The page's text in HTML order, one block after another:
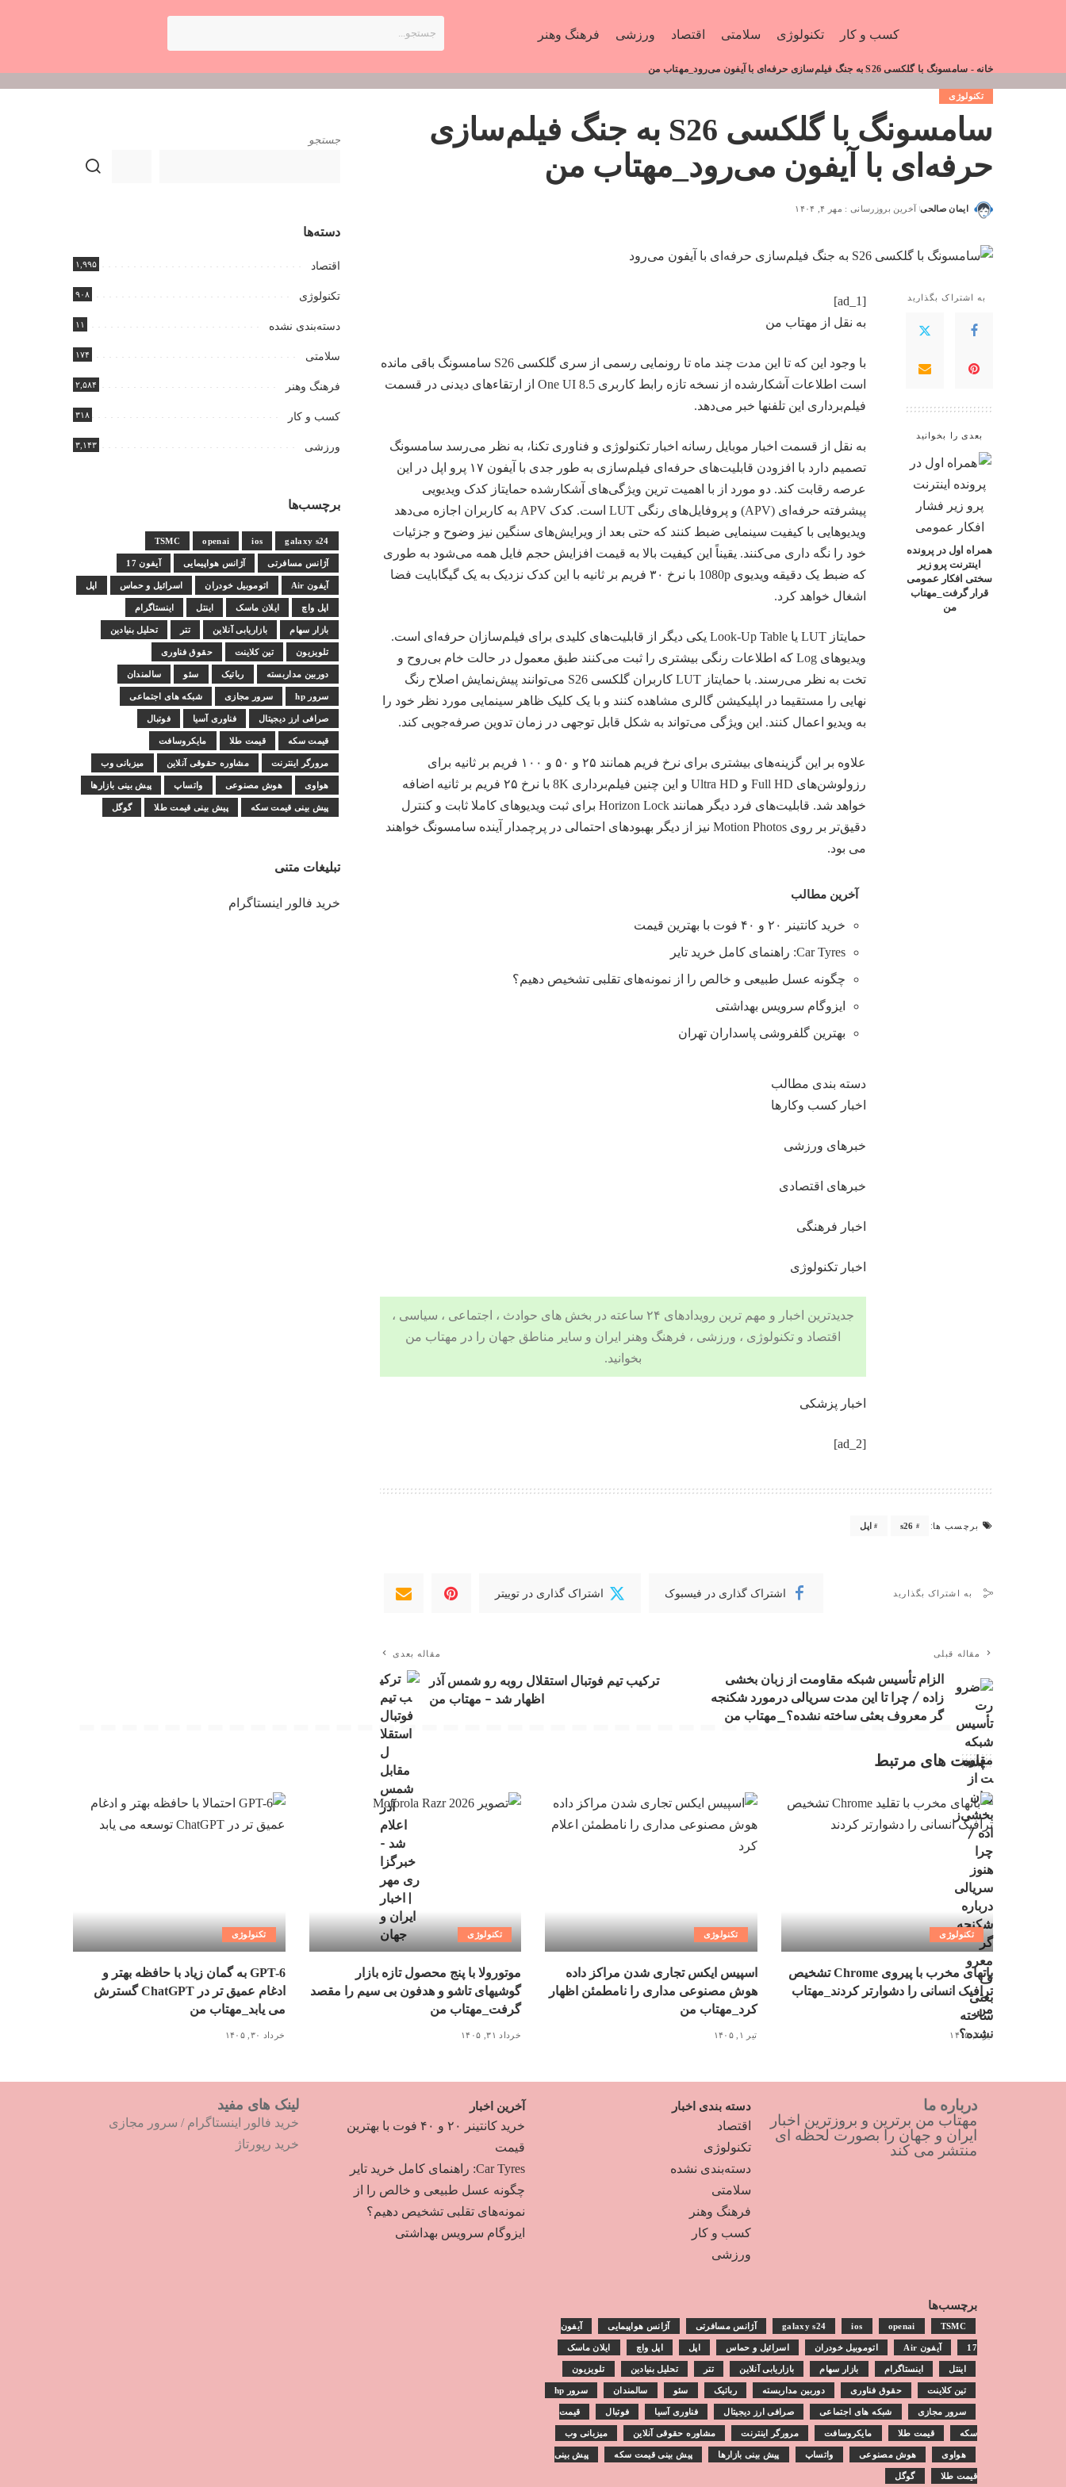
کسب و کار تکنولوژی سلامتی اقتصاد ورزشی فرهنگ وهنر
خانه - سامسونگ با گلکسی S26 به جنگ فیلم‌سازی حرفه‌ای با آیفون می‌رود_مهتاب من
تکنولوژی
سامسونگ با گلکسی S26 به جنگ فیلم‌سازی
حرفه‌ای با آیفون می‌رود_مهتاب من
ایمان صالحی آخرین بروزرسانی : مهر ۴, ۱۴۰۴
به اشتراک بگذارید
بعدی را بخوانید
همراه اول در پرونده
اینترنت پرو زیر
سختی افکار عمومی
قرار گرفت_مهتاب
من
[ad_1]
به نقل از مهتاب من
با وجود این که تا این مدت چند ماه تا رونمایی رسمی از سری گلکسی S26 سامسونگ باقی مانده
است اطلاعات آشکار‌شده از نسخه تازه رابط کاربری One UI 8.5 از ارتقاءهای دیدنی در قسمت
فیلم‌برداری این تلفنها خبر می‌دهد.
به نقل از قسمت اخبار موبایل رسانه اخبار تکنولوژی و فناوری تکنا، به نظر می‌رسد سامسونگ
تصمیم دارد با افزودن قابلیت‌های حرفه‌ای فیلم‌سازی به طور جدی با آیفون ۱۷ پرو اپل در این
عرصه رقابت کند. دو مورد از با اهمیت ترین ویژگی‌های آشکار‌شده حمایتاز کدک ویدیویی
پیشرفته حرفه‌ای (APV) و پروفایل‌های رنگی LUT است. کدک APV به کاربران اجازه می‌دهد
ویدیوهایی با کیفیت سینمایی ضبط کنند که حتی بعد از ویرایش‌های سنگین نیز وضوح و جزئیات
خود را نگه داری می‌کنند. یقیناً این کیفیت بالا به قیمت افزایش حجم فایل همه می‌شود به طوری
که ضبط یک دقیقه ویدیوی 1080p با نرخ ۳۰ فریم بر ثانیه با این کدک نزدیک به یک گیگابایت فضا
اشغال خواهد کرد.
حمایتاز LUT یا Look-Up Table یکی دیگر از قابلیت‌های کلیدی برای فیلم‌سازان حرفه‌ای است.
ویدیوهای Log که اطلاعات رنگی بیشتری را ثبت می‌کنند طبق معمول در حالت خام بی‌روح و
تخت به نظر می‌رسند. با حمایتاز LUT کاربران گلکسی S26 می‌توانند پیش‌نمایش اصلاح رنگ
نهایی را مستقیما در اپلیکیشن گالری مشاهده کنند و با یک کلیک ظاهر سینمایی مورد نظر خود را
به ویدیو اعمال کنند. این ویژگی می‌تواند به شکل قابل توجهی در زمان تدوین صرفه‌جویی کند.
علاوه بر این گزینه‌های بیشتری برای نرخ فریم همانند ۲۵ و ۵۰ و ۱۰۰ فریم بر ثانیه برای
رزولوشن‌های Full HD و Ultra HD و این چنین فیلم‌برداری 8K با نرخ ۲۵ فریم بر ثانیه اضافه
خواهد شد. قابلیت‌های فرد دیگر همانند Horizon Lock برای ثبت ویدیوهای کاملا ثابت و کنترل
دقیق‌تر بر روی Motion Photos نیز از دیگر بهبودهای احتمالی در پرچمدار آینده سامسونگ خواهند
می بود.
آخرین مطالب
خرید کانتینر ۲۰ و ۴۰ فوت با بهترین قیمت
Car Tyres: راهنمای کامل خرید تایر
چگونه عسل طبیعی و خالص را از نمونه‌های تقلبی تشخیص دهیم؟
ایزوگام سرویس بهداشتی
بهترین گلفروشی پاسداران تهران
دسته بندی مطالب
اخبار کسب وکارها
خبرهای ورزشی
خبرهای اقتصادی
اخبار فرهنگی
اخبار تکنولوژی
جدیدترین اخبار و مهم ترین رویدادهای ۲۴ ساعته در بخش های حوادث ، اجتماعی ، سیاسی ،
اقتصاد و تکنولوژی ، ورزشی ، فرهنگ وهنر ایران و سایر مناطق جهان را در مهتاب من
بخوانید.
اخبار پزشکی
[ad_2]
برچسب ها: s26 اپل
به اشتراک بگذارید اشتراک گذاری در فیسبوک اشتراک گذاری در توییتر
مقاله قبلی
الزام تأسیس شبکه مقاومت از زبان بخشی
زاده / چرا تا این مدت سریالی درمورد شکنجه
گر معروف بعثی ساخته نشده؟_مهتاب من
مقاله بعدی
ترکیب تیم فوتبال استقلال روبه رو شمس آذر
اظهار شد – مهتاب من
جستجو
دسته‌ها
اقتصاد ۱,۹۹۵
تکنولوژی ۹۰۸
دسته‌بندی نشده ۱۱
سلامتی ۱۷۴
فرهنگ وهنر ۲,۵۸۴
کسب و کار ۳۱۸
ورزشی ۳,۱۴۳
برچسب‌ها
galaxy s24
ios
openai
TSMC
آژانس مسافرتی آژانس هواپیمایی آیفون 17
آیفون Air اتوموبیل خودران اسرائیل و حماس اپل
اپل واچ ایلان ماسک اینتل اینستاگرام
بازار سهام بازاریابی آنلاین تتر تحلیل بنیادین
تلویزیون تین کلاینت حقوق فناوری
دوربین مداربسته رباتیک سئو سالمندان
سرور hp سرور مجازی شبکه های اجتماعی
صرافی ارز دیجیتال فناوری آسیا فوتبال
قیمت سکه قیمت طلا مایکروسافت
مرورگر اینترنت مشاوره حقوقی آنلاین میزبانی وب
هواوی هوش مصنوعی واتساپ پیش بینی بازارها
پیش بینی قیمت سکه پیش بینی قیمت طلا گوگل
تبلیغات متنی
خرید فالور اینستاگرام
پست های مرتبط
تکنولوژی
باتهای مخرب با پیروی Chrome تشخیص
ترافیک انسانی را دشوارتر کردند_مهتاب
من
تیر ۲, ۱۴۰۵
تکنولوژی
اسپیس ایکس تجاری شدن مراکز داده
هوش مصنوعی مداری را نامطمئن اظهار
کرد_مهتاب من
تیر ۱, ۱۴۰۵
تکنولوژی
موتورولا با پنج محصول تازه بازار
گوشیهای تاشو و هدفون بی سیم را مقصد
گرفت_مهتاب من
خرداد ۳۱, ۱۴۰۵
تکنولوژی
GPT-6 به گمان زیاد با حافظه بهتر و
ادغام عمیق تر در ChatGPT گسترش
می یابد_مهتاب من
خرداد ۳۰, ۱۴۰۵
درباره ما
مهتاب من برترین و بروزترین اخبار
ایران و جهان را بصورت لحظه ای
منتشر می کند
دسته بندی اخبار
اقتصاد
تکنولوژی
دسته‌بندی نشده
سلامتی
فرهنگ وهنر
کسب و کار
ورزشی
آخرین اخبار
خرید کانتینر ۲۰ و ۴۰ فوت با بهترین
قیمت
Car Tyres: راهنمای کامل خرید تایر
چگونه عسل طبیعی و خالص را از
نمونه‌های تقلبی تشخیص دهیم؟
ایزوگام سرویس بهداشتی
لینک های مفید
خرید فالور اینستاگرام / سرور مجازی
خرید رپورتاژ
برچسب‌ها
galaxy s24 ios openai TSMC آژانس مسافرتی آژانس هواپیمایی آیفون
17 آیفون Air اتوموبیل خودران اسرائیل و حماس اپل اپل واچ ایلان ماسک
اینتل اینستاگرام بازار سهام بازاریابی آنلاین تتر تحلیل بنیادین تلویزیون
تین کلاینت حقوق فناوری دوربین مداربسته رباتیک سئو سالمندان سرور hp
سرور مجازی شبکه های اجتماعی صرافی ارز دیجیتال فناوری آسیا فوتبال قیمت
سکه قیمت طلا مایکروسافت مرورگر اینترنت مشاوره حقوقی آنلاین میزبانی وب
هواوی هوش مصنوعی واتساپ پیش بینی بازارها پیش بینی قیمت سکه پیش بینی
قیمت طلا گوگل